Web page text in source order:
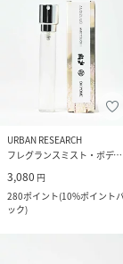
URBAN RESEARCH
フレグランスミスト・ボディミスト
3,080 円
280ポイント(10%ポイント
ック)